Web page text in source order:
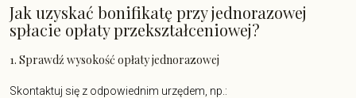
Jak uzyskać bonifikatę przy jednorazowej
spłacie opłaty przekształceniowej?
1. Sprawdź wysokość opłaty jednorazowej
Skontaktuj się z odpowiednim urzędem, np.: